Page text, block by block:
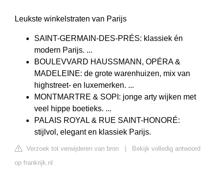
Leukste winkelstraten van Parijs
SAINT-GERMAIN-DES-PRÉS: klassiek én
modern Parijs. ...
BOULEVVARD HAUSSMANN, OPÉRA &
MADELEINE: de grote warenhuizen, mix van
highstreet- en luxemerken. ...
MONTMARTRE & SOPI: jonge arty wijken met
veel hippe boetieks. ...
PALAIS ROYAL & RUE SAINT-HONORÉ:
stijlvol, elegant en klassiek Parijs.
Verzoek tot verwijderen van bron
Bekijk volledig antwoord
op frankrijk.nl